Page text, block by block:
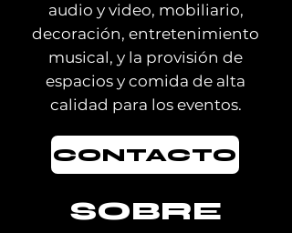
audio y video, mobiliario,
decoración, entretenimiento
musical, y la provisión de
espacios y comida de alta
calidad para los eventos.
CONTACTO
SOBRE